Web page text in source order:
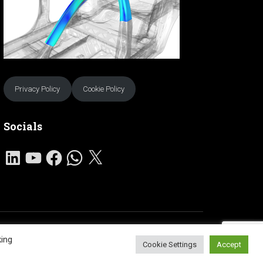
Privacy Policy Cookie Policy
Socials
L
N
Y
O
F
A
K
W
H
A
P
X
Cookie Settings Accept